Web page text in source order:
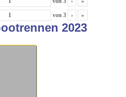
von 3 › »
2023